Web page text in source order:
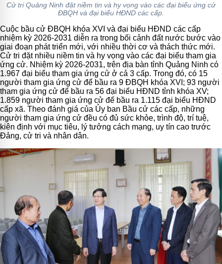
Cử tri Quảng Ninh đặt niềm tin và hy vọng vào các đại biểu ứng cử
ĐBQH và đại biểu HĐND các cấp.
Cuộc bầu cử ĐBQH khóa XVI và đại biểu HĐND các cấp
nhiệm kỳ 2026-2031 diễn ra trong bối cảnh đất nước bước vào
giai đoạn phát triển mới, với nhiều thời cơ và thách thức mới.
Cử tri đặt nhiều niềm tin và hy vọng vào các đại biểu tham gia
ứng cử. Nhiệm kỳ 2026-2031, trên địa bàn tỉnh Quảng Ninh có
1.967 đại biểu tham gia ứng cử ở cả 3 cấp. Trong đó, có 15
người tham gia ứng cử để bầu ra 9 ĐBQH khóa XVI; 93 người
tham gia ứng cử để bầu ra 56 đại biểu HĐND tỉnh khóa XV;
1.859 người tham gia ứng cử để bầu ra 1.115 đại biểu HĐND
cấp xã. Theo đánh giá của Ủy ban Bầu cử các cấp, những
người tham gia ứng cử đều có đủ sức khỏe, trình độ, trí tuệ,
kiên định với mục tiêu, lý tưởng cách mạng, uy tín cao trước
Đảng, cử tri và nhân dân.